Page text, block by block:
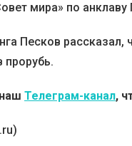
мира» по анклаву
Песков
прорубь.
Телеграм-канал,